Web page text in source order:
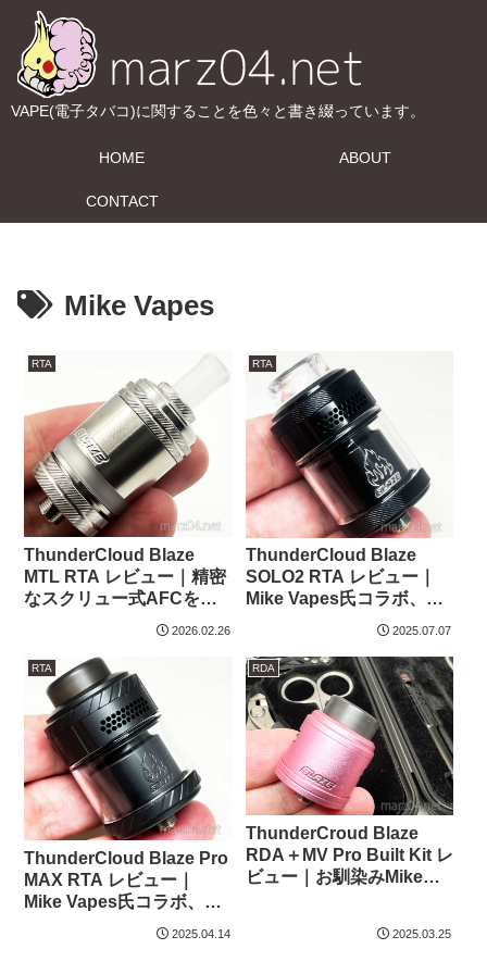
VAPE(電子タバコ)に関することを色々と書き綴っています。
HOME ABOUT
CONTACT
Mike Vapes
RTA
ThunderCloud Blaze
MTL RTA レビュー｜精密
なスクリュー式AFCを搭
載、MikeVapes氏監修の
22mmMTLタンク
2026.02.26
RTA
ThunderCloud Blaze
SOLO2 RTA レビュー｜
Mike Vapes氏コラボ、漏
れに強く完成度の高いシ
ングルコイル爆煙RTA
2025.07.07
RTA
ThunderCloud Blaze Pro
MAX RTA レビュー｜
Mike Vapes氏コラボ、リ
キッド漏れのないデュア
2025.04.14
RDA
ThunderCroud Blaze
RDA＋MV Pro Built Kit レ
ビュー｜お馴染みMike
24mm/25mm両対応2025.03.25